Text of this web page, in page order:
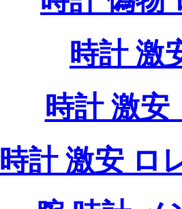
時計 激
時計 激安
時計 激安 ロ